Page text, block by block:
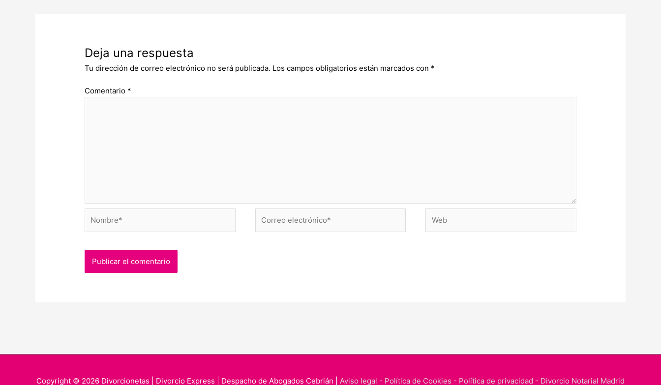
Deja una respuesta
Tu dirección de correo electrónico no será publicada. Los campos obligatorios están marcados con *
Comentario *
electrónico*
Copyright © 2026 Divorcionetas | Divorcio Express | Despacho de Abogados Cebrián | Aviso legal - Política de Cookies - Política de privacidad - Divorcio Notarial Madrid